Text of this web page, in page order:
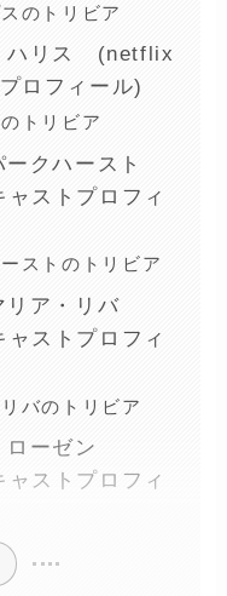
のトリビア
ハリス (netflix
ロフィール)
トリビア
ークハースト
ストプロフィ
ストのトリビア
リア・リバ
ストプロフィ
バのトリビア
ローゼン
ストプロフィ